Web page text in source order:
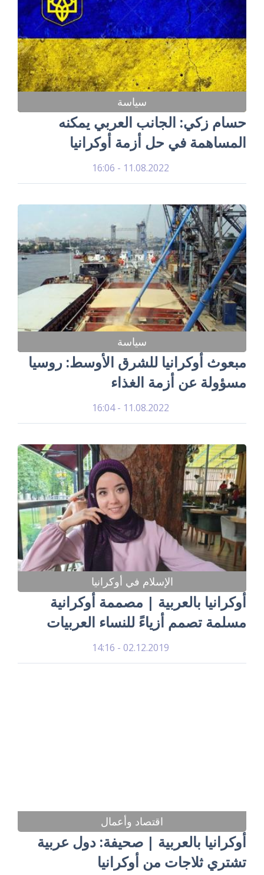
سياسة
حسام زكي: الجانب العربي يمكنه
المساهمة في حل أزمة أوكرانيا
11.08.2022 - 16:06
سياسة
مبعوث أوكرانيا للشرق الأوسط: روسيا
مسؤولة عن أزمة الغذاء
11.08.2022 - 16:04
الإسلام في أوكرانيا
أوكرانيا بالعربية | مصممة أوكرانية
مسلمة تصمم أزياءً للنساء العربيات
02.12.2019 - 14:16
اقتصاد وأعمال
أوكرانيا بالعربية | صحيفة: دول عربية
تشتري ثلاجات من أوكرانيا